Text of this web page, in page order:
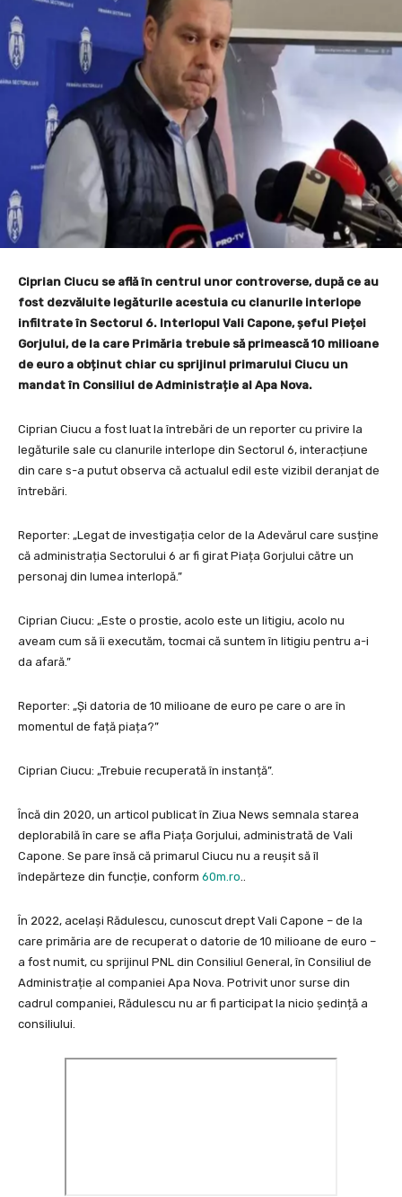
Ciprian Ciucu se află în centrul unor controverse, după ce au
fost dezvăluite legăturile acestuia cu clanurile interlope
infiltrate în Sectorul 6. Interlopul Vali Capone, șeful Pieței
Gorjului, de la care Primăria trebuie să primească 10 milioane
de euro a obținut chiar cu sprijinul primarului Ciucu un
mandat în Consiliul de Administrație al Apa Nova.
Ciprian Ciucu a fost luat la întrebări de un reporter cu privire la
legăturile sale cu clanurile interlope din Sectorul 6, interacțiune
din care s-a putut observa că actualul edil este vizibil deranjat de
întrebări.
Reporter: „Legat de investigația celor de la Adevărul care susține
că administrația Sectorului 6 ar fi girat Piața Gorjului către un
personaj din lumea interlopă.”
Ciprian Ciucu: „Este o prostie, acolo este un litigiu, acolo nu
aveam cum să îi executăm, tocmai că suntem în litigiu pentru a-i
da afară.”
Reporter: „Și datoria de 10 milioane de euro pe care o are în
momentul de față piața?”
Ciprian Ciucu: „Trebuie recuperată în instanță”.
Încă din 2020, un articol publicat în Ziua News semnala starea
deplorabilă în care se afla Piața Gorjului, administrată de Vali
Capone. Se pare însă că primarul Ciucu nu a reușit să îl
îndepărteze din funcție, conform 60m.ro..
În 2022, același Rădulescu, cunoscut drept Vali Capone – de la
care primăria are de recuperat o datorie de 10 milioane de euro –
a fost numit, cu sprijinul PNL din Consiliul General, în Consiliul de
Administrație al companiei Apa Nova. Potrivit unor surse din
cadrul companiei, Rădulescu nu ar fi participat la nicio ședință a
consiliului.